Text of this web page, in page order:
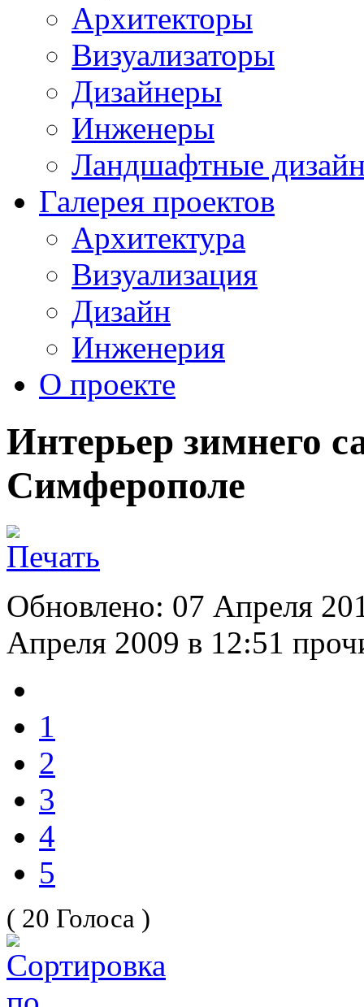
Архитекторы
Визуализаторы
Дизайнеры
Инженеры
Ландшафтные
Галерея проектов
Архитектура
Визуализация
Дизайн
Инженерия
О проекте
Интерьер зимнего
Симферополе
Обновлено: 07 Апреля
Апреля 2009 в 12:51
1
2
3
4
5
( 20 Голоса )